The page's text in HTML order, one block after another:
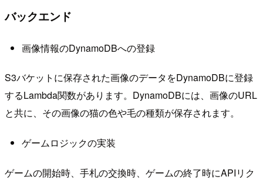
バックエンド
画像情報のDynamoDBへの登録
S3バケットに保存された画像のデータをDynamoDBに登録
するLambda関数があります。DynamoDBには、画像のURL
と共に、その画像の猫の色や毛の種類が保存されます。
ゲームロジックの実装
ゲームの開始時、手札の交換時、ゲームの終了時にAPIリク